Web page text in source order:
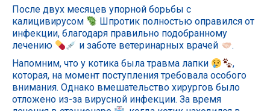
После двух месяцев упорной борьбы с
калицивирусом
Шпротик полностью оправился от
инфекции, благодаря правильно подобранному
лечению
и заботе ветеринарных врачей
.
Напомним, что у котика была травма лапки
,
которая, на момент поступления требовала особого
внимания. Однако вмешательство хирургов было
отложено из-за вирусной инфекции. За время